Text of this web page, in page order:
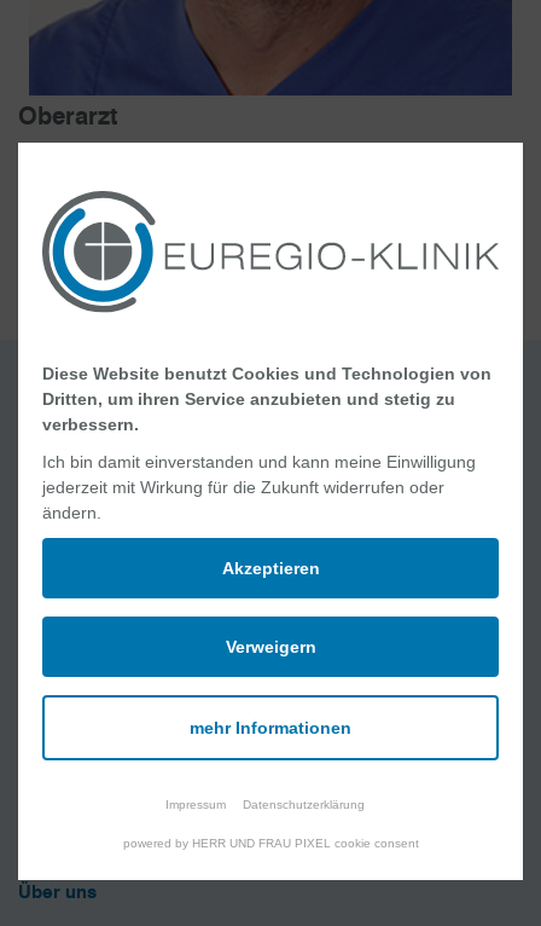
Oberarzt
Quick Links
Jobs und Karriere
Ablauf Ihres Aufenthaltes
Lob und Kritik
Kliniken
Interdisziplinäre Zentren
MVZ und Praxen
Über uns
Diese Website benutzt Cookies und Technologien von
Dritten, um ihren Service anzubieten und stetig zu
verbessern.
Ich bin damit einverstanden und kann meine Einwilligung
jederzeit mit Wirkung für die Zukunft widerrufen oder
ändern.
Akzeptieren
Verweigern
mehr Informationen
Impressum Datenschutzerklärung
powered by HERR UND FRAU PIXEL cookie consent